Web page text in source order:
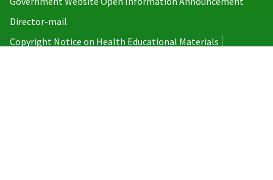
Director-mail
Copyright Notice on Health Educational Materials